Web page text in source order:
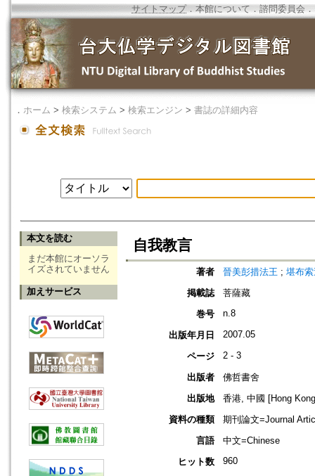
サイトマップ．本館について ． 諮問委員会 ．
． ホーム > 検索システム > 検索エンジン > 書誌の詳細内容
本文を読む
まだ本館にオーソラ
イズされていません
加えサービス
自我教言
著者 晉美彭措法王 ; 堪布
掲載誌
菩薩藏
巻号
n.8
出版年月日 2007.05
ページ 2 - 3
出版者
佛哲書舍
出版地
香港, 中國 [Hong
資料の種類
期刊論文=Journal
言語
中文=Chinese
ヒット数
960